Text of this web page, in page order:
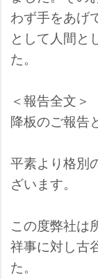
わず手をあげ
として人間と
た。
＜報告全文＞
降板のご報告
平素より格別
ざいます。
この度弊社は
祥事に対し古
た。